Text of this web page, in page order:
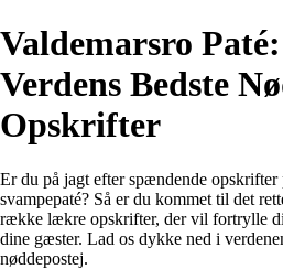
Valdemarsro
Verdens Bedste
Opskrifter
Er du på jagt efter spændende opskrifter
svampepaté? Så er du kommet til det
række lækre opskrifter, der vil fortrylle
dine gæster. Lad os dykke ned i
nøddepostej.